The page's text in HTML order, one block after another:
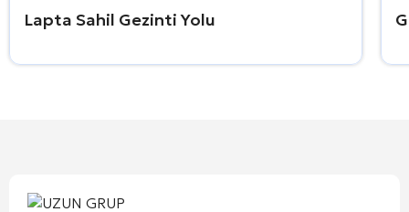
Lapta Sahil Gezinti Yolu